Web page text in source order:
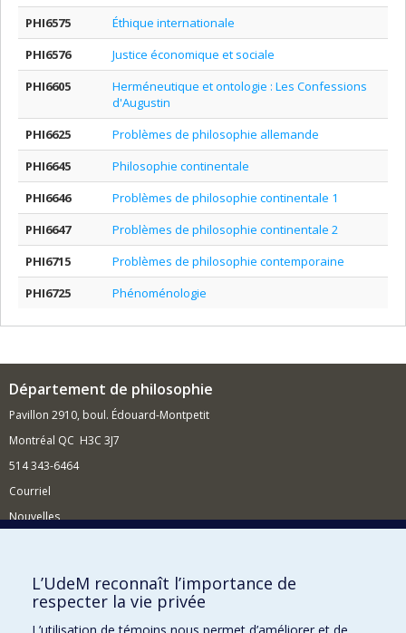
PHI6575
Éthique internationale
PHI6576
Justice économique et sociale
PHI6605
Herméneutique et ontologie : Les Confessions
d'Augustin
PHI6625
Problèmes de philosophie allemande
PHI6645
Philosophie continentale
PHI6646
Problèmes de philosophie continentale 1
PHI6647
Problèmes de philosophie continentale 2
PHI6715
Problèmes de philosophie contemporaine
PHI6725
Phénoménologie
Département de philosophie
Pavillon 2910, boul. Édouard-Montpetit
Montréal QC H3C 3J7
514 343-6464
Courriel
Nouvelles
Comment soutenir le Département?
BESOIN D'AIDE?
L’UdeM reconnaît l’importance de
respecter la vie privée
L’utilisation de témoins nous permet d’améliorer et de